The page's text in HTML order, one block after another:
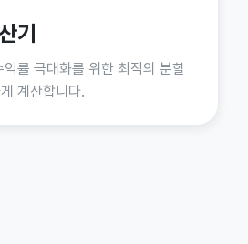
기
률 극대화를 위한 최적의 분할
계산합니다.